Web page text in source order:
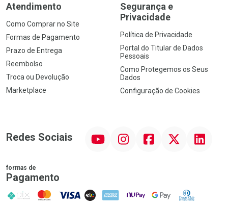
Atendimento
Como Comprar no Site
Formas de Pagamento
Prazo de Entrega
Reembolso
Troca ou Devolução
Marketplace
Segurança e
Privacidade
Política de Privacidade
Portal do Titular de Dados
Pessoais
Como Protegemos os Seus
Dados
Configuração de Cookies
Redes Sociais InstagramFacebook Linkedin
formas de
Pagamento
PIX MasterCard
VISA ELO AMEX NuPay Google PayDiners Club